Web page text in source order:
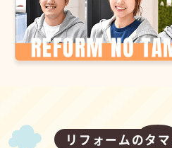
リフォームのタ